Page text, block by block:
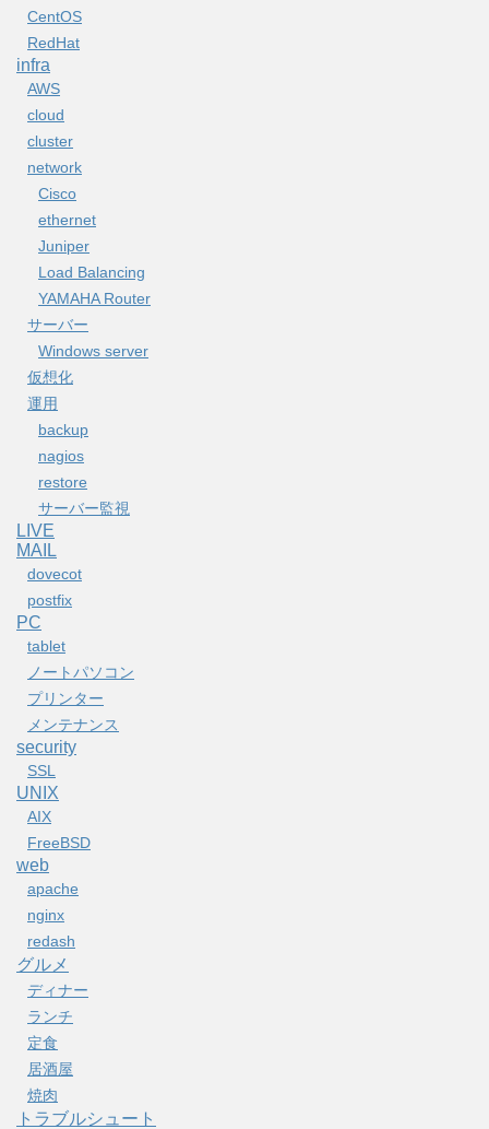
CentOS
RedHat
infra
AWS
cloud
cluster
network
Cisco
ethernet
Juniper
Load Balancing
YAMAHA Router
サーバー
Windows server
仮想化
運用
backup
nagios
restore
サーバー監視
LIVE
MAIL
dovecot
postfix
PC
tablet
ノートパソコン
プリンター
メンテナンス
security
SSL
UNIX
AIX
FreeBSD
web
apache
nginx
redash
グルメ
ディナー
ランチ
定食
居酒屋
焼肉
トラブルシュート